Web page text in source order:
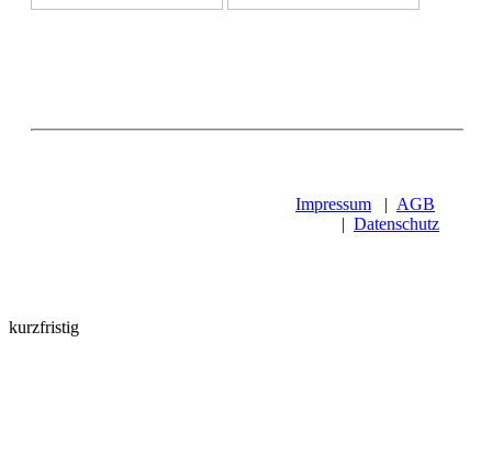
Impressum | AGB
| Datenschutz
kurzfristig